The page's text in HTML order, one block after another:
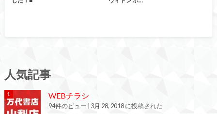
人気記事
WEBチラシ
94件のビュー 3月 28, 2018 に投稿された